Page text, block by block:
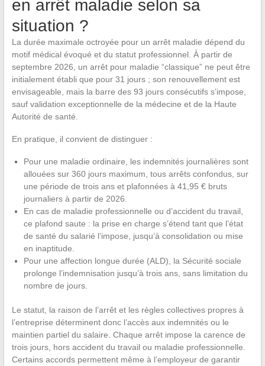
en arrêt maladie selon sa
situation ?
La durée maximale octroyée pour un arrêt maladie dépend du
motif médical évoqué et du statut professionnel. À partir de
septembre 2026, un arrêt pour maladie “classique” ne peut être
initialement établi que pour 31 jours ; son renouvellement est
envisageable, mais la barre des 93 jours consécutifs s’impose,
sauf validation exceptionnelle de la médecine et de la Haute
Autorité de santé.
En pratique, il convient de distinguer :
Pour une maladie ordinaire, les indemnités journalières sont
allouées sur 360 jours maximum, tous arrêts confondus, sur
une période de trois ans et plafonnées à 41,95 € bruts
journaliers à partir de 2026.
En cas de maladie professionnelle ou d’accident du travail,
ce plafond saute : la prise en charge s’étend tant que l’état
de santé du salarié l’impose, jusqu’à consolidation ou mise
en inaptitude.
Pour une affection longue durée (ALD), la Sécurité sociale
prolonge l’indemnisation jusqu’à trois ans, sans limitation du
nombre de jours.
Le statut, la raison de l’arrêt et les règles collectives propres à
l’entreprise déterminent donc l’accès aux indemnités ou le
maintien partiel du salaire. Chaque arrêt impose la carence de
trois jours, hors accident du travail ou maladie professionnelle.
Certains accords permettent même à l’employeur de garantir